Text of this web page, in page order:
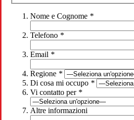
Nome e Cognome *
Telefono *
Email *
Regione *
Di cosa mi occupo *
Vi contatto per *
Altre informazioni